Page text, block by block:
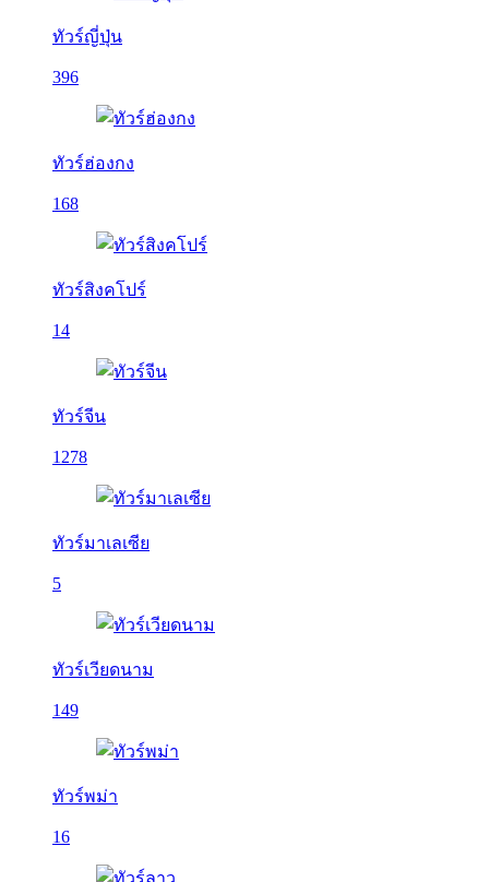
ทัวร์ญี่ปุ่น
396
ทัวร์ฮ่องกง
168
ทัวร์สิงคโปร์
14
ทัวร์จีน
1278
ทัวร์มาเลเซีย
5
ทัวร์เวียดนาม
149
ทัวร์พม่า
16